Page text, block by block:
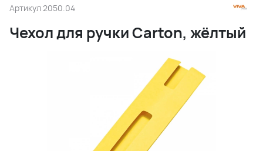
Артикул 2050.04
Чехол для ручки Carton, жёлтый